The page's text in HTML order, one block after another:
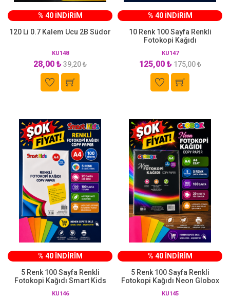
% 40 İNDİRİM
120 Li 0.7 Kalem Ucu 2B Südor
KU148
28,00 ₺39,20 ₺
% 40 İNDİRİM
10 Renk 100 Sayfa Renkli
Fotokopi Kağıdı
KU147
125,00 ₺175,00 ₺
% 40 İNDİRİM
5 Renk 100 Sayfa Renkli
Fotokopi Kağıdı Smart Kids
KU146
% 40 İNDİRİM
5 Renk 100 Sayfa Renkli
Fotokopi Kağıdı Neon Globox
KU145